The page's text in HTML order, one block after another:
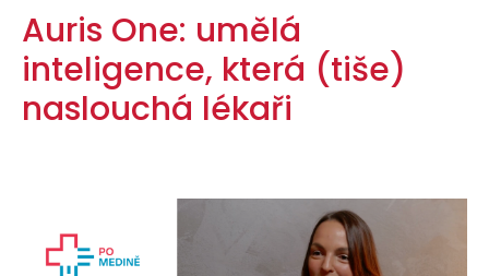
Auris One: umělá
inteligence, která (tiše)
naslouchá lékaři